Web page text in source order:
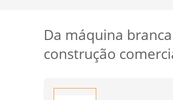
Da máquina
construção